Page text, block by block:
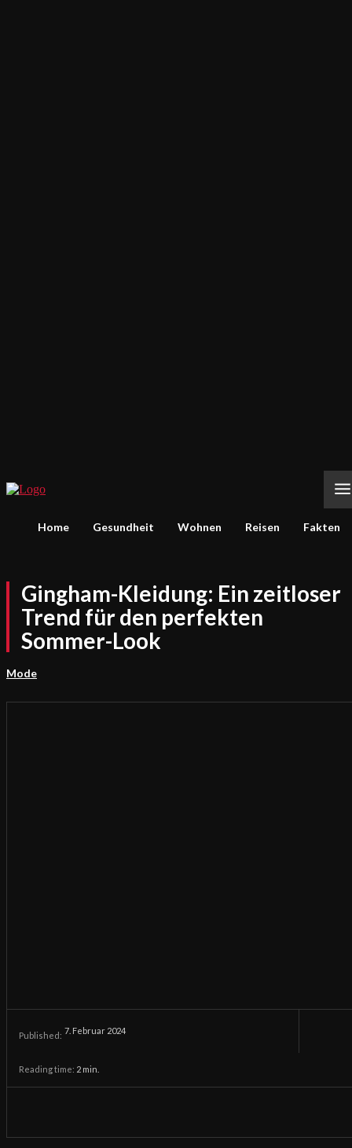
Home Gesundheit Wohnen Reisen Fakten
Gingham-Kleidung: Ein zeitloser
Trend für den perfekten
Sommer-Look
Mode
Published: 7. Februar 2024
Reading time: 2 min.